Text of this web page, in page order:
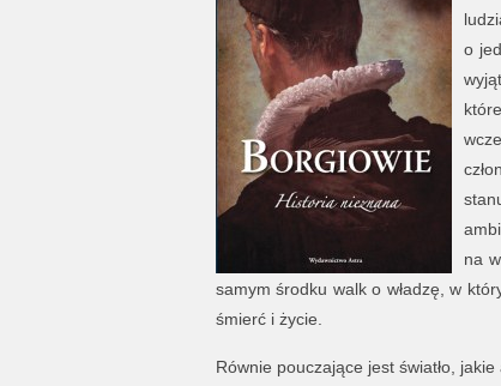
o
na
samym środku walk o władzę, w
śmierć i życie.
Równie pouczające jest światło,